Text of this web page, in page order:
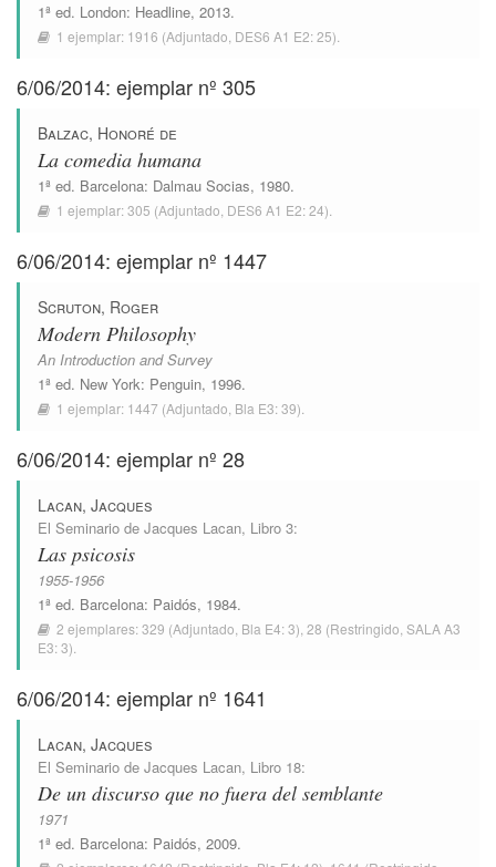
1ª ed. London: Headline, 2013.
1 ejemplar: 1916 (Adjuntado, DES6 A1 E2: 25).
6/06/2014: ejemplar nº 305
Balzac, Honoré de
La comedia humana
1ª ed. Barcelona: Dalmau Socias, 1980.
1 ejemplar:305 (Adjuntado, DES6 A1 E2: 24).
6/06/2014: ejemplar nº 1447
Scruton, Roger
Modern Philosophy
An Introduction and Survey
1ª ed. New York: Penguin, 1996.
1 ejemplar: 1447 (Adjuntado, Bla E3: 39).
6/06/2014: ejemplar nº 28
Lacan, Jacques
El Seminario de Jacques Lacan, Libro 3:
Las psicosis
1955-1956
1ª ed. Barcelona: Paidós, 1984.
2 ejemplares:329 (Adjuntado, Bla E4: 3), 28 (Restringido, SALA A3
E3: 3).
6/06/2014: ejemplar nº 1641
Lacan, Jacques
El Seminario de Jacques Lacan, Libro 18:
De un discurso que no fuera del semblante
1971
1ª ed. Barcelona: Paidós, 2009.